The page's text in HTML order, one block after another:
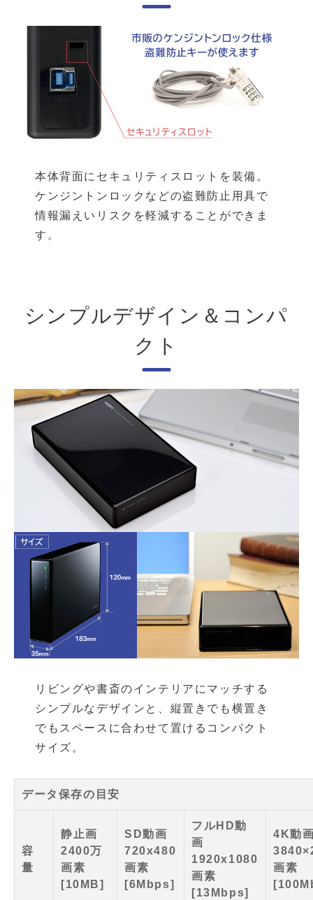
本体背面にセキュリティスロットを装備。
ケンジントンロックなどの盗難防止用具で
情報漏えいリスクを軽減することができま
す。
シンプルデザイン＆コンパ
クト
リビングや書斎のインテリアにマッチする
シンプルなデザインと、縦置きでも横置き
でもスペースに合わせて置けるコンパクト
サイズ。
データ保存の目安
容
量
静止画
2400万
画素
[10MB]
SD動画
720x480
画素
[6Mbps]
フルHD動
画
1920x1080
画素
[13Mbps]
4K動
画素